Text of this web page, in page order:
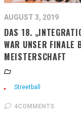
AUGUST 3, 2019
DAS 18.
WAR UNSER FINALE
MEISTERSCHAFT
Streetball
4COMMENTS